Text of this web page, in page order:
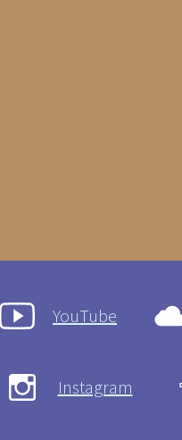
YouTube
Instagram